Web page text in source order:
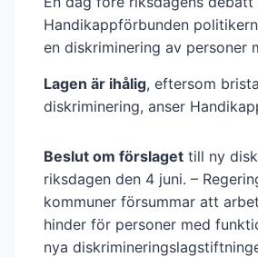
Handikappförbunden
en diskriminering av personer
Lagen är ihålig, eftersom
diskriminering, anser
Beslut om förslaget till ny
riksdagen den 4 juni. –
kommuner försummar att
hinder för personer med
nya